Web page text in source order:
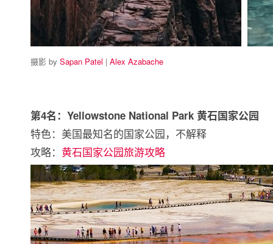
摄影 by Sapan Patel | Alex Azabache
第4名：Yellowstone National Park 黄石国家公园
特色：美国最知名的国家公园，不解释
攻略： 黄石国家公园旅游攻略